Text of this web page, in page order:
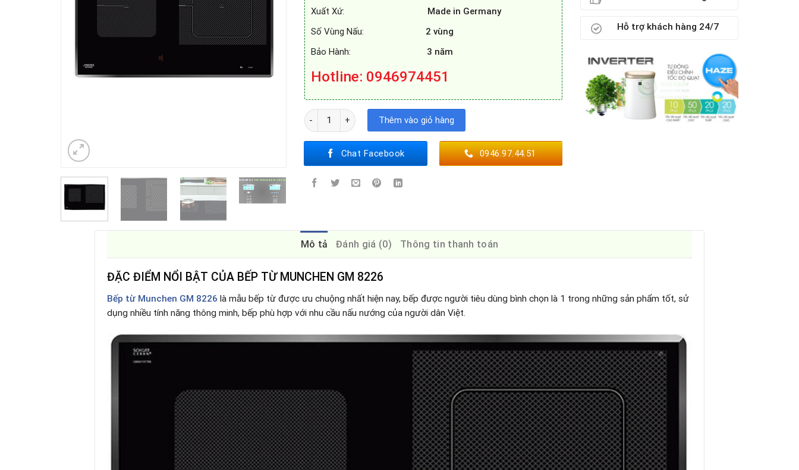
Xuất Xứ: Made in Germany
Số Vùng Nấu: 2 vùng
Bảo Hành: 3 năm
Hotline: 0946974451
BẾP TỪ MUNCHEN GM 8226 số lượng
Thêm vào giỏ hàng
Chat Facebook 0946.97.44.51
Hỗ trợ khách hàng 24/7
Mô tả Đánh giá (0) Thông tin thanh toán
ĐẶC ĐIỂM NỔI BẬT CỦA BẾP TỪ MUNCHEN GM 8226
Bếp từ Munchen GM 8226 là mẫu bếp từ được ưu chuộng nhất hiện nay, bếp được người tiêu dùng bình chọn là 1 trong những sản phẩm tốt, sử
dụng nhiều tính năng thông minh, bếp phù hợp với nhu cầu nấu nướng của người dân Việt.